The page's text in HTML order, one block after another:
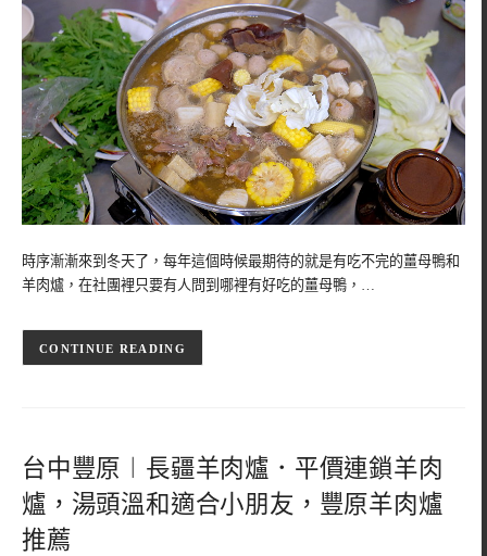
時序漸漸來到冬天了，每年這個時候最期待的就是有吃不完的薑母鴨和
羊肉爐，在社團裡只要有人問到哪裡有好吃的薑母鴨，…
CONTINUE READING
台中豐原︱長疆羊肉爐．平價連鎖羊肉
爐，湯頭溫和適合小朋友，豐原羊肉爐
推薦